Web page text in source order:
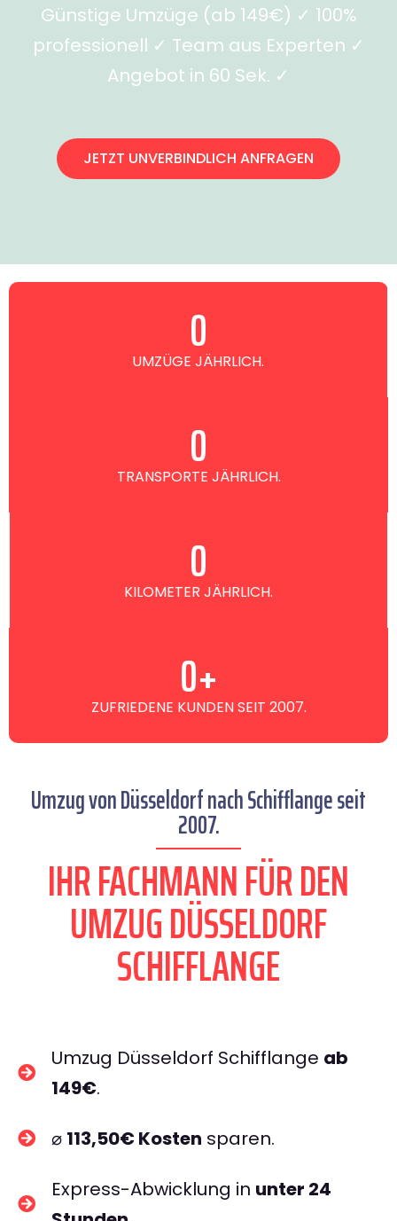
Günstige Umzüge (ab 149€) ✓ 100%
professionell ✓ Team aus Experten ✓
Angebot in 60 Sek. ✓
JETZT UNVERBINDLICH ANFRAGEN
UMZÜGE JÄHRLICH.
0
TRANSPORTE JÄHRLICH.
0
KILOMETER JÄHRLICH.
0
ZUFRIEDENE KUNDEN SEIT 2007.
0+
Umzug von Düsseldorf nach Schifflange seit
2007.
IHR FACHMANN FÜR DEN
UMZUG DÜSSELDORF
SCHIFFLANGE
Umzug Düsseldorf Schifflange ab
149€.
⌀ 113,50€ Kosten sparen.
Express-Abwicklung in unter 24